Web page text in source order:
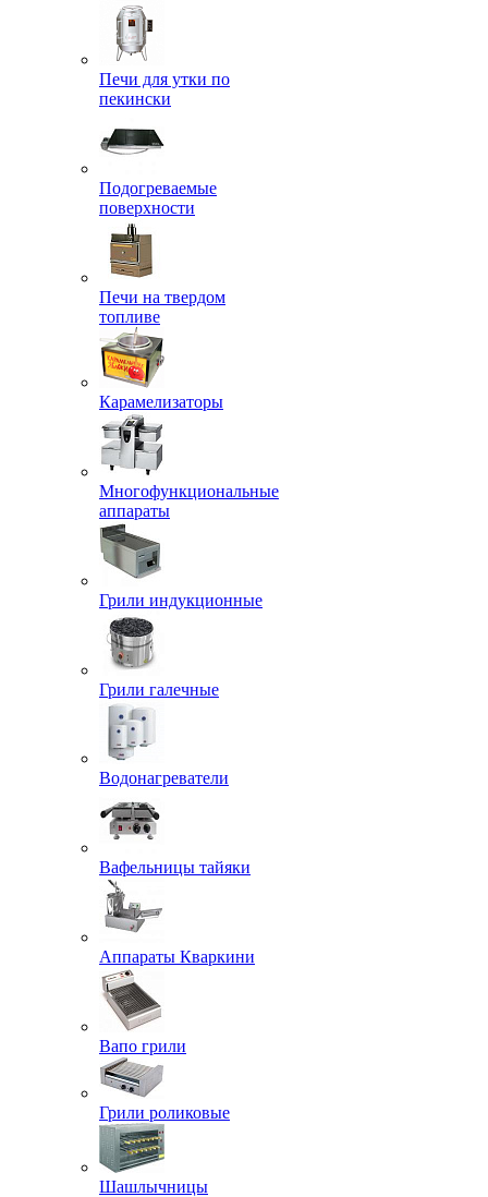
Печи для утки по
пекински
Подогреваемые
поверхности
Печи на твердом
топливе
Карамелизаторы
Многофункциональные
аппараты
Грили индукционные
Грили галечные
Водонагреватели
Вафельницы тайяки
Аппараты Кваркини
Вапо грили
Грили роликовые
Шашлычницы